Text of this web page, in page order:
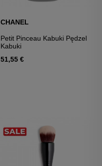
CHANEL
Petit Pinceau Kabuki Pędzel
Kabuki
51,55 €